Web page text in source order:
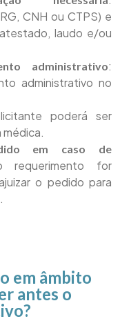
CNH ou CTPS) e
laudo e/ou
administrativo:
administrativo no
poderá ser
médica.
em caso de
for
o pedido para
em âmbito
antes o